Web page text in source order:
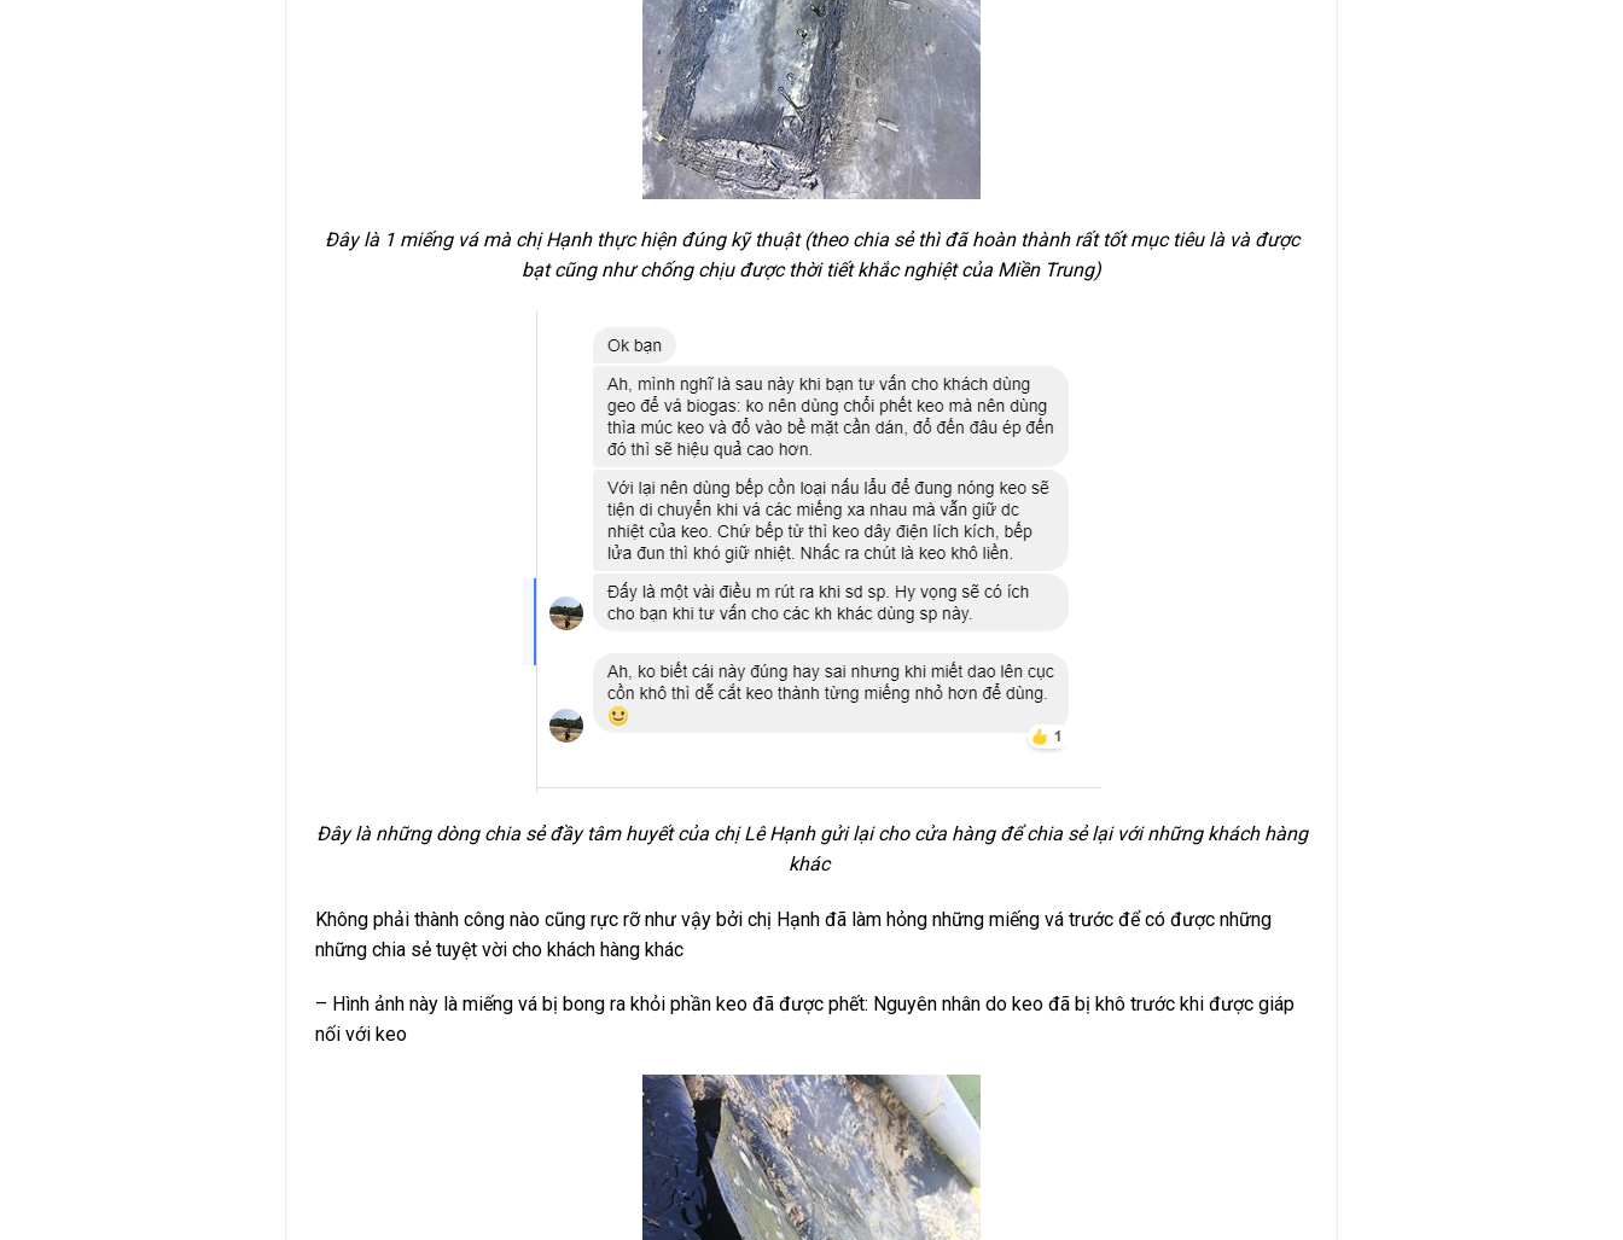
Đây là 1 miếng vá mà chị Hạnh thực hiện đúng kỹ thuật (theo chia sẻ thì đã hoàn thành rất tốt mục tiêu là và được
bạt cũng như chống chịu được thời tiết khắc nghiệt của Miền Trung)
Đây là những dòng chia sẻ đầy tâm huyết của chị Lê Hạnh gửi lại cho cửa hàng để chia sẻ lại với những khách hàng
khác
Không phải thành công nào cũng rực rỡ như vậy bởi chị Hạnh đã làm hỏng những miếng vá trước để có được những
những chia sẻ tuyệt vời cho khách hàng khác
– Hình ảnh này là miếng vá bị bong ra khỏi phần keo đã được phết: Nguyên nhân do keo đã bị khô trước khi được giáp
nối với keo